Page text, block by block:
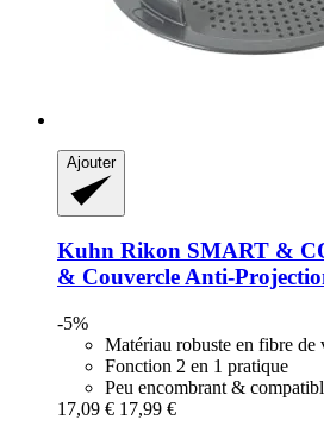
Ajouter
Kuhn Rikon SMART &
& Couvercle Anti-​
-5%
Matériau robuste en fibre de
Fonction 2 en 1 pratique
Peu encombrant &
17,09 € 17,99 €